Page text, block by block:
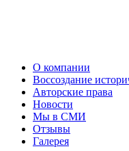
О компании
Воссоздание
Авторские права
Новости
Мы в СМИ
Отзывы
Галерея